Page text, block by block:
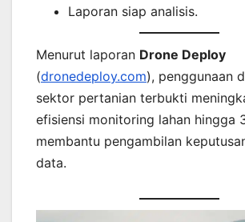
Laporan siap analisis.
Menurut laporan Drone Deploy
(dronedeploy.com), penggunaan
sektor pertanian terbukti
efisiensi monitoring lahan hingga
membantu pengambilan
data.